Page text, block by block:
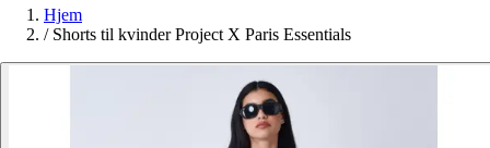
Hjem
/ Shorts til kvinder Project X Paris Essentials